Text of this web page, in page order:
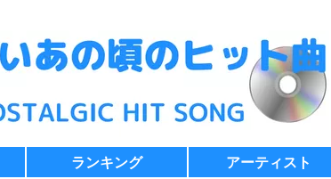
ランキング アーティスト